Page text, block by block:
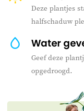
Deze plantjes
halfschaduw
Water
Geef deze
opgedroogd.